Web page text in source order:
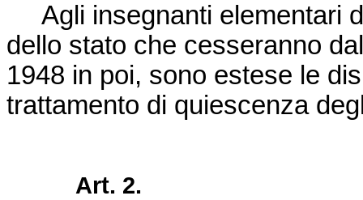
Agli insegnanti elementari
dello stato che cesseranno
1948 in poi, sono estese le
trattamento di quiescenza
Art. 2.